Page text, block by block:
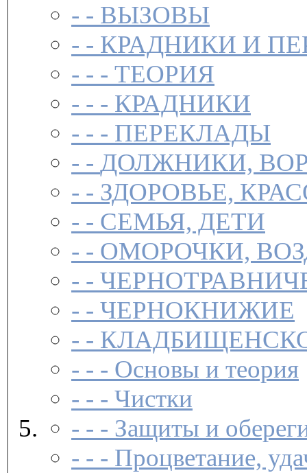
- - ВЫЗОВЫ
- - КРАДНИКИ И
- - - ТЕОРИЯ
- - - КРАДНИКИ
- - - ПЕРЕКЛАДЫ
- - ДОЛЖНИКИ,
- - ЗДОРОВЬЕ,
- - СЕМЬЯ, ДЕТИ
- - ОМОРОЧКИ,
- -
- - ЧЕРНОКНИЖИЕ
- -
- - - Основы и теория
- - - Чистки­
- - - Защиты и
- - - Процветание,